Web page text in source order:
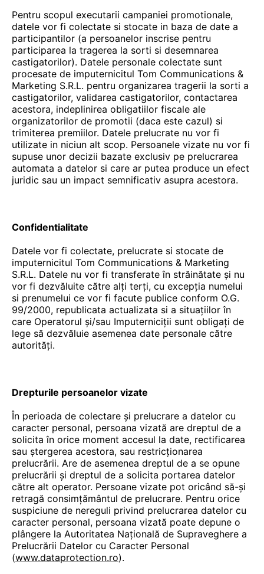
Pentru scopul executarii campaniei promotionale,
datele vor fi colectate si stocate in baza de date a
participantilor (a persoanelor inscrise pentru
participarea la tragerea la sorti si desemnarea
castigatorilor). Datele personale colectate sunt
procesate de imputernicitul Tom Communications &
Marketing S.R.L. pentru organizarea tragerii la sorti a
castigatorilor, validarea castigatorilor, contactarea
acestora, indeplinirea obligatiilor fiscale ale
organizatorilor de promotii (daca este cazul) si
trimiterea premiilor. Datele prelucrate nu vor fi
utilizate in niciun alt scop. Persoanele vizate nu vor fi
supuse unor decizii bazate exclusiv pe prelucrarea
automata a datelor si care ar putea produce un efect
juridic sau un impact semnificativ asupra acestora.
Confidentialitate
Datele vor fi colectate, prelucrate si stocate de
imputernicitul Tom Communications & Marketing
S.R.L. Datele nu vor fi transferate în străinătate și nu
vor fi dezvăluite către alți terți, cu excepția numelui
si prenumelui ce vor fi facute publice conform O.G.
99/2000, republicata actualizata si a situațiilor în
care Operatorul și/sau Imputerniciții sunt obligați de
lege să dezvăluie asemenea date personale către
autorități.
Drepturile persoanelor vizate
În perioada de colectare și prelucrare a datelor cu
caracter personal, persoana vizată are dreptul de a
solicita în orice moment accesul la date, rectificarea
sau ștergerea acestora, sau restricționarea
prelucrării. Are de asemenea dreptul de a se opune
prelucrării și dreptul de a solicita portarea datelor
către alt operator. Persoane vizate pot oricând să-și
retragă consimțământul de prelucrare. Pentru orice
suspiciune de nereguli privind prelucrarea datelor cu
caracter personal, persoana vizată poate depune o
plângere la Autoritatea Națională de Supraveghere a
Prelucrării Datelor cu Caracter Personal
(www.dataprotection.ro).